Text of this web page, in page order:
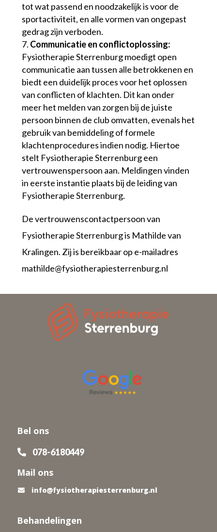
tot wat passend en noodzakelijk is voor de
sportactiviteit, en alle vormen van ongepast
gedrag zijn verboden.
Communicatie en conflictoplossing:
Fysiotherapie Sterrenburg moedigt open
communicatie aan tussen alle betrokkenen en
biedt een duidelijk proces voor het oplossen
van conflicten of klachten. Dit kan onder
meer het melden van zorgen bij de juiste
persoon binnen de club omvatten, evenals het
gebruik van bemiddeling of formele
klachtenprocedures indien nodig. Hiertoe
stelt Fysiotherapie Sterrenburg een
vertrouwenspersoon aan. Meldingen vinden
in eerste instantie plaats bij de leiding van
Fysiotherapie Sterrenburg.
De vertrouwenscontactpersoon van
Fysiotherapie Sterrenburg is Mathilde van
Kralingen. Zij is bereikbaar op e-mailadres
mathilde@fysiotherapiesterrenburg.nl
Bel ons
078-6180449
Mail ons
info@fysiotherapiesterrenburg.nl
Behandelingen